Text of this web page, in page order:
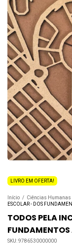
LIVRO EM OFERTA!
Início / Ciências Humanas
ESCOLAR - DOS
TODOS PELA
SKU:9786530000000